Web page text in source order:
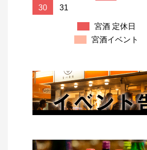
30
31
宮酒 定休日
宮酒イベント